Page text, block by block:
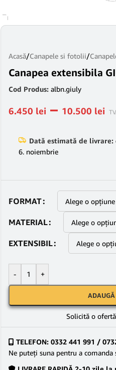
Acasă/Canapele si fotolii/
Canapea extensibila
Cod Produs: albn.giuly
6.450 lei – 10.500 lei
Dată estimată de livrare:
6. noiembrie
FORMAT
MATERIAL
EXTENSIBIL
- +
ADAUGĂ
Solicită o
TELEFON: 0332 441 991 /
Ne puteţi suna pentru a comanda